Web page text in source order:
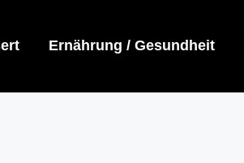
Ernährung / Gesundheit